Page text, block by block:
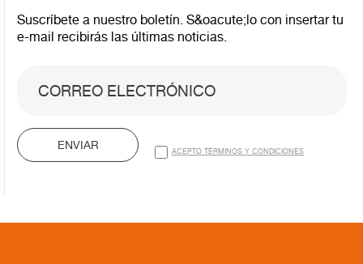
Suscríbete a nuestro boletín. S&oacute;lo con insertar tu
e-mail recibirás las últimas noticias.
ENVIAR ACEPTO TÉRMINOS Y CONDICIONES